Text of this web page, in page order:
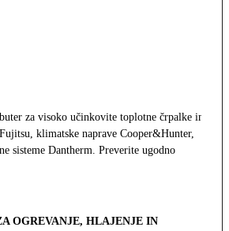
za visoko učinkovite toplotne črpalke in
klimatske naprave Cooper&Hunter,
sisteme Dantherm. Preverite ugodno
OGREVANJE, HLAJENJE IN